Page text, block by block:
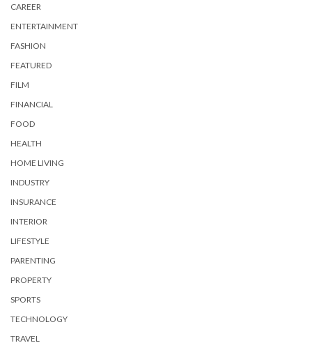
CAREER
ENTERTAINMENT
FASHION
FEATURED
FILM
FINANCIAL
FOOD
HEALTH
HOME LIVING
INDUSTRY
INSURANCE
INTERIOR
LIFESTYLE
PARENTING
PROPERTY
SPORTS
TECHNOLOGY
TRAVEL